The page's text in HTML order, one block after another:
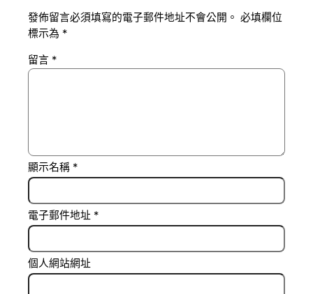
發佈留言必須填寫的電子郵件地址不會公開。 必填欄位
標示為 *
留言 *
顯示名稱 *
電子郵件地址 *
個人網站網址